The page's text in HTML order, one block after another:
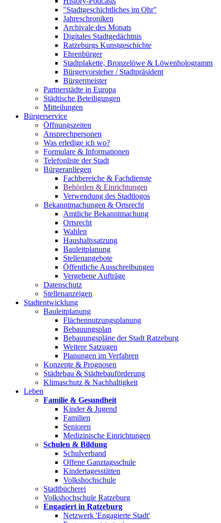
"Stadtgeschichtliches im Ohr"
Jahreschroniken
Archivale des Monats
Digitales Stadtgedächtnis
Ratzeburgs Kunstgeschichte
Ehrenbürger
Stadtplakette, Bronzelöwe & Löwenhologramm
Bürgervorsteher / Stadtpräsident
Bürgermeister
Partnerstädte in Europa
Städtische Beteiligungen
Mitteilungen
Bürgerservice
Öffnungszeiten
Ansprechpersonen
Was erledige ich wo?
Formulare & Informationen
Telefonliste der Stadt
Bürgeranliegen
Fachbereiche & Fachdienste
Behörden & Einrichtungen
Verwendung des Stadtlogos
Bekanntmachungen & Ortsrecht
Amtliche Bekanntmachung
Ortsrecht
Wahlen
Haushaltssatzung
Bauleitplanung
Stellenangebote
Öffentliche Ausschreibungen
Vergebene Aufträge
Datenschutz
Stellenanzeigen
Stadtentwicklung
Bauleitplanung
Flächennutzungsplanung
Bebauungsplan
Bebauungspläne der Stadt Ratzeburg
Weitere Satzugen
Planungen im Verfahren
Konzepte & Prognosen
Städtebau & Städtebauförderung
Klimaschutz & Nachhaltigkeit
Leben
Familie & Gesundheit
Kinder & Jugend
Familien
Senioren
Medizinische Einrichtungen
Schulen & Bildung
Schulverband
Offene Ganztagsschule
Kindertagesstätten
Volkshochschule
Stadtbücherei
Volkshochschule Ratzeburg
Engagiert in Ratzeburg
Netzwerk 'Engagierte Stadt'